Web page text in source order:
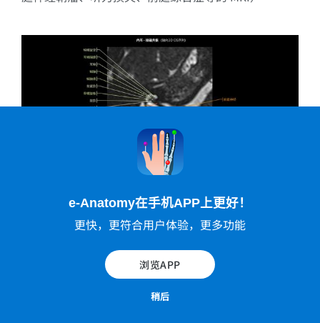
e-Anatomy在手机APP上更好！
更快，更符合用户体验，更多功能
浏览APP
稍后
人内耳高分辨MRI轴位切面标注图，显示耳
材料与方法
Antoine Micheau M.D.（法国蒙彼利埃放射科医师）在
1.5T Siemens Magnetom Sola 上对一名健康的 35 岁
女性患者进行了内耳的 T2 3D CISS（稳态建设性干